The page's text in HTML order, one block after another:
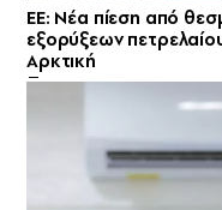
ΕΕ: Νέα πίεση από
εξορύξεων
Αρκτική